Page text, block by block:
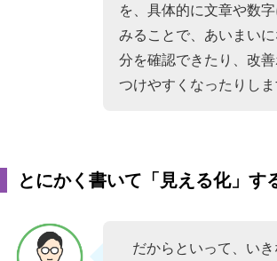
を、具体的に文章や数
みることで、あいまい
分を確認できたり、改
つけやすくなったりしま
とにかく書いて「見える化」す
だからといって、い